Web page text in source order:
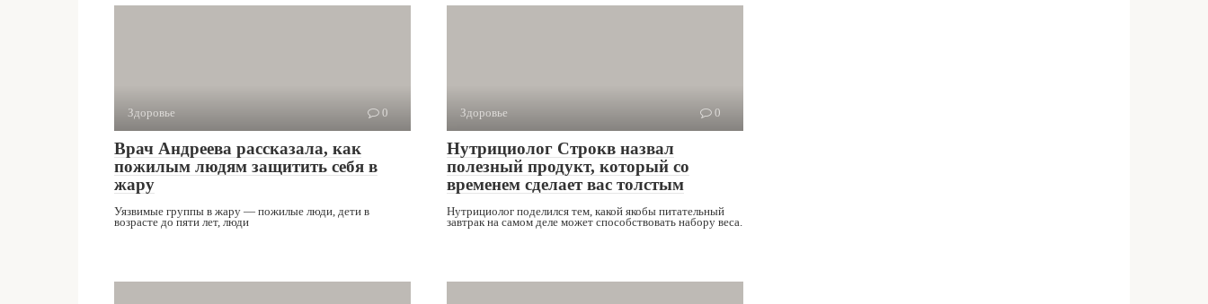
Здоровье 0
Врач Андреева рассказала, как
пожилым людям защитить себя в
жару
Уязвимые группы в жару — пожилые люди, дети в
возрасте до пяти лет, люди
Здоровье 0
Нутрициолог Строкв назвал
полезный продукт, который со
временем сделает вас толстым
Нутрициолог поделился тем, какой якобы питательный
завтрак на самом деле может способствовать набору веса.